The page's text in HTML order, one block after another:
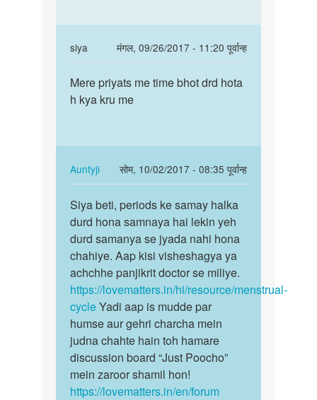
siya
मंगल, 09/26/2017 - 11:20 पूर्वान्ह
reply
to
Hmm!
yeh
janne
ka
by
Auntyji
Mere
priyats
bhot…
Mere priyats me time bhot drd hota
h kya kru me
Auntyji
सोम, 10/02/2017 - 08:35 पूर्वान्ह
In
reply
to
Mere
priyats
me
time
bhot…
by
siya
Siya
beti,
periods
ke
samay…
Siya beti, periods ke samay halka
durd hona samnaya hai lekin yeh
durd samanya se jyada nahi hona
chahiye. Aap kisi visheshagya ya
achchhe panjikrit doctor se miliye.
https://lovematters.in/hi/resource/menstrual-
cycleYadi aap is mudde par
humse aur gehri charcha mein
judna chahte hain toh hamare
discussion board “Just Poocho”
mein zaroor shamil hon!
https://lovematters.in/en/forum